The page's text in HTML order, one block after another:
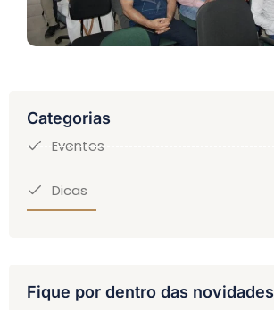
Categorias
Eventos
Dicas
Fique por dentro das novidades